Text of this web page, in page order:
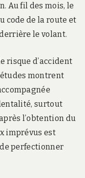
Au fil des mois, le
code de la route et
le volant.
risque d’accident
montrent
surtout
l’obtention du
imprévus est
perfectionner